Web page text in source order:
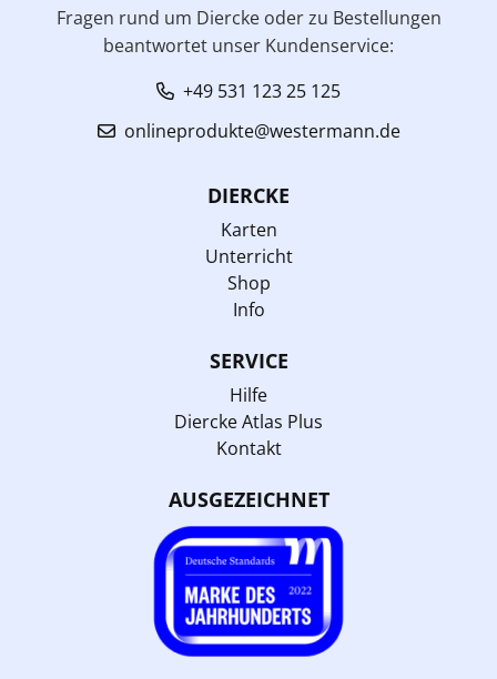
Fragen rund um Diercke oder zu Bestellungen
beantwortet unser Kundenservice:
+49 531 123 25 125
onlineprodukte@westermann.de
DIERCKE
Karten
Unterricht
Shop
Info
SERVICE
Hilfe
Diercke Atlas Plus
Kontakt
AUSGEZEICHNET